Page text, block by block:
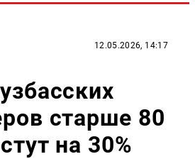
12.05.2026, 14:17
старше 80
на 30%